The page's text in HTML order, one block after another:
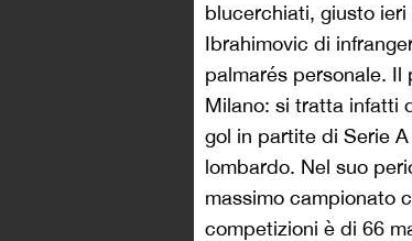
blucerchiati, giusto
Ibrahimovic di
palmarés personale.
Milano: si tratta infatti
gol in partite di Serie
lombardo. Nel suo
massimo campionato
competizioni è di 66